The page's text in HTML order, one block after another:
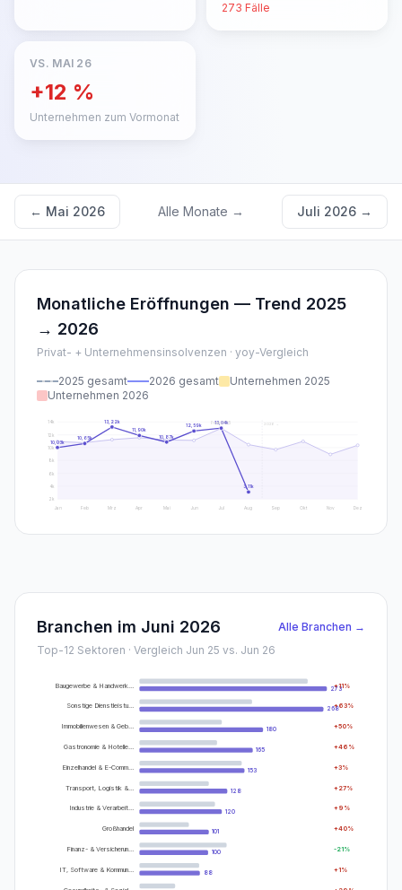
273 Fälle
VS. MAI 26
+12 %
Unternehmen zum Vormonat
← Mai 2026 Alle Monate → Juli 2026 →
Monatliche Eröffnungen — Trend 2025
→ 2026
Privat- + Unternehmensinsolvenzen · yoy-Vergleich
2025 gesamt 2026 gesamt Unternehmen 2025
Unternehmen 2026
2 k
4k
6k
8 k
10k
12k
14k
10,03k
10,65k
13,22k
11,90k
10,87k
12,59k
13,04k
3,11k
Peak2025
Jan Feb Mrz Apr Mai Jun Jul Aug Sep Okt Nov Dez
2026
Branchen im Juni 2026
Alle Branchen →
Top-12 Sektoren · Vergleich Jun 25 vs. Jun 26
Baugewerbe & Handwerk… 273
+11%
Sonstige Dienstleistu… 268
+63%
Immobilienwesen & Geb… 180 +50%
Gastronomie & Hotelle… 165 +46 %
Einzelhandel & E-Comm… 153 +3%
Transport, Logistik &… 128 +27%
Industrie & Verarbeit… 120 +9 %
Großhandel 101 +40%
Finanz- & Versicherun… 100 -21%
IT, Software & Kommun… 88 +1%